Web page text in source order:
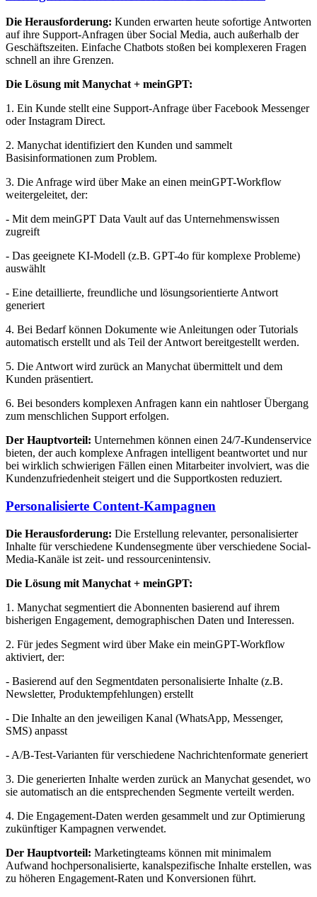
Die Herausforderung: Kunden erwarten heute sofortige Antworten
auf ihre Support-Anfragen über Social Media, auch außerhalb der
Geschäftszeiten. Einfache Chatbots stoßen bei komplexeren Fragen
schnell an ihre Grenzen.
Die Lösung mit Manychat + meinGPT:
1. Ein Kunde stellt eine Support-Anfrage über Facebook Messenger
oder Instagram Direct.
2. Manychat identifiziert den Kunden und sammelt
Basisinformationen zum Problem.
3. Die Anfrage wird über Make an einen meinGPT-Workflow
weitergeleitet, der:
- Mit dem meinGPT Data Vault auf das Unternehmenswissen
zugreift
- Das geeignete KI-Modell (z.B. GPT-4o für komplexe Probleme)
auswählt
- Eine detaillierte, freundliche und lösungsorientierte Antwort
generiert
4. Bei Bedarf können Dokumente wie Anleitungen oder Tutorials
automatisch erstellt und als Teil der Antwort bereitgestellt werden.
5. Die Antwort wird zurück an Manychat übermittelt und dem
Kunden präsentiert.
6. Bei besonders komplexen Anfragen kann ein nahtloser Übergang
zum menschlichen Support erfolgen.
Der Hauptvorteil: Unternehmen können einen 24/7-Kundenservice
bieten, der auch komplexe Anfragen intelligent beantwortet und nur
bei wirklich schwierigen Fällen einen Mitarbeiter involviert, was die
Kundenzufriedenheit steigert und die Supportkosten reduziert.
Personalisierte Content-Kampagnen
Die Herausforderung: Die Erstellung relevanter, personalisierter
Inhalte für verschiedene Kundensegmente über verschiedene Social-
Media-Kanäle ist zeit- und ressourcenintensiv.
Die Lösung mit Manychat + meinGPT:
1. Manychat segmentiert die Abonnenten basierend auf ihrem
bisherigen Engagement, demographischen Daten und Interessen.
2. Für jedes Segment wird über Make ein meinGPT-Workflow
aktiviert, der:
- Basierend auf den Segmentdaten personalisierte Inhalte (z.B.
Newsletter, Produktempfehlungen) erstellt
- Die Inhalte an den jeweiligen Kanal (WhatsApp, Messenger,
SMS) anpasst
- A/B-Test-Varianten für verschiedene Nachrichtenformate generiert
3. Die generierten Inhalte werden zurück an Manychat gesendet, wo
sie automatisch an die entsprechenden Segmente verteilt werden.
4. Die Engagement-Daten werden gesammelt und zur Optimierung
zukünftiger Kampagnen verwendet.
Der Hauptvorteil: Marketingteams können mit minimalem
Aufwand hochpersonalisierte, kanalspezifische Inhalte erstellen, was
zu höheren Engagement-Raten und Konversionen führt.